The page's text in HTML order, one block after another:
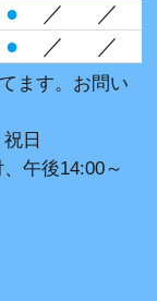
ます。お問い
日
午後14:00～
● ／ ／
● ／ ／